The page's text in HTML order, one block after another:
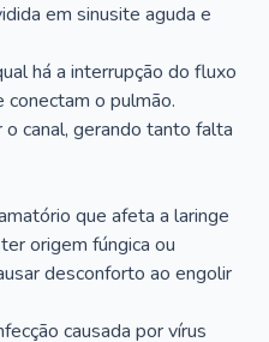
em sinusite aguda e
há a interrupção do fluxo
conectam o pulmão.
canal, gerando tanto falta
que afeta a laringe
origem fúngica ou
desconforto ao engolir
causada por vírus